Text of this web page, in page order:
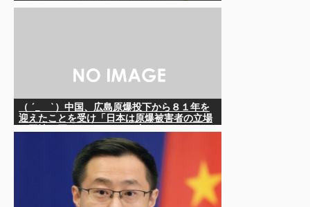
（ ´_ゝ`）中国、広島原爆投下から８１年を
迎えたことを受け「日本は原爆被害者の立場